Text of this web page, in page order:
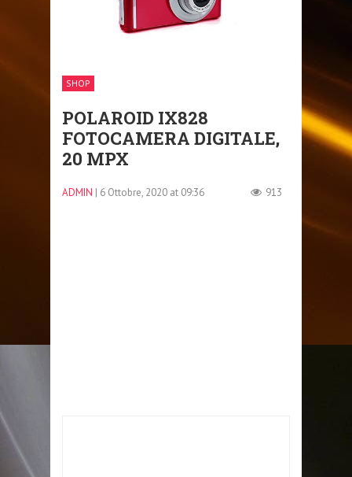
SHOP
POLAROID IX828
FOTOCAMERA DIGITALE,
20 MPX
ADMIN | 6 Ottobre, 2020 at 09:36 913